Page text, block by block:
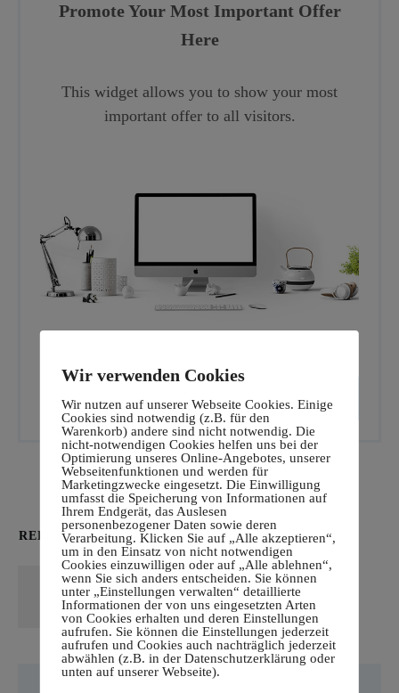
Promote Your Most Important Offer
Here
This widget allows you to show your most
important offer to all visitors.
CALL TO ACTION
RELATED POSTS
Hello world!
Read More
Wir verwenden Cookies
Wir nutzen auf unserer Webseite Cookies. Einige
Cookies sind notwendig (z.B. für den
Warenkorb) andere sind nicht notwendig. Die
nicht-notwendigen Cookies helfen uns bei der
Optimierung unseres Online-Angebotes, unserer
Webseitenfunktionen und werden für
Marketingzwecke eingesetzt. Die Einwilligung
umfasst die Speicherung von Informationen auf
Ihrem Endgerät, das Auslesen
personenbezogener Daten sowie deren
Verarbeitung. Klicken Sie auf „Alle akzeptieren“,
um in den Einsatz von nicht notwendigen
Cookies einzuwilligen oder auf „Alle ablehnen“,
wenn Sie sich anders entscheiden. Sie können
unter „Einstellungen verwalten“ detaillierte
Informationen der von uns eingesetzten Arten
von Cookies erhalten und deren Einstellungen
aufrufen. Sie können die Einstellungen jederzeit
aufrufen und Cookies auch nachträglich jederzeit
abwählen (z.B. in der Datenschutzerklärung oder
unten auf unserer Webseite).